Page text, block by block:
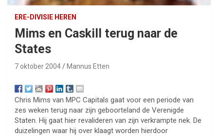
ERE-DIVISIE HEREN
Mims en Caskill terug naar de
States
7 oktober 2004 Mannus Etten
Chris Mims van MPC Capitals gaat voor een periode van
zes weken terug naar zijn geboorteland de Verenigde
Staten. Hij gaat hier revalideren van zijn verkrampte nek. De
duizelingen waar hij over klaagt worden hierdoor